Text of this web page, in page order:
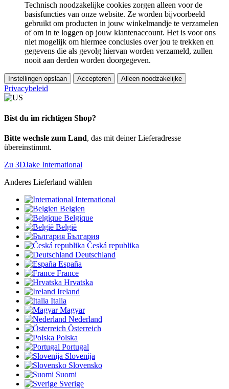
Technisch noodzakelijke cookies zorgen alleen voor de
basisfuncties van onze website. Ze worden bijvoorbeeld
gebruikt om producten in jouw winkelmandje te verzamelen
of om in te loggen op jouw klantenaccount. Het is voor ons
niet mogelijk om hiermee conclusies over jou te trekken en
gegevens die als gevolg hiervan worden verzameld, zullen
nooit aan derden worden doorgegeven.
Instellingen opslaan Accepteren Alleen noodzakelijke
Privacybeleid
Bist du im richtigen Shop?
Bitte wechsle zum Land, das mit deiner Lieferadresse
übereinstimmt.
Zu 3DJake International
Anderes Lieferland wählen
International
Belgien
Belgique
België
България
Česká republika
Deutschland
España
France
Hrvatska
Ireland
Italia
Magyar
Nederland
Österreich
Polska
Portugal
Slovenija
Slovensko
Suomi
Sverige